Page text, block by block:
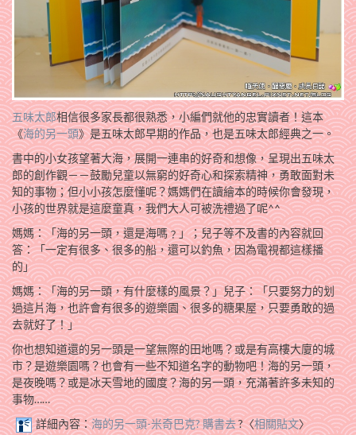
五味太郎相信很多家長都很熟悉，小編們就他的忠實讀者！這本
《海的另一頭》是五味太郎早期的作品，也是五味太郎經典之一。
書中的小女孩望著大海，展開一連串的好奇和想像，呈現出五味太
郎的創作觀－－鼓勵兒童以無窮的好奇心和探索精神，勇敢面對未
知的事物；但小小孩怎麼懂呢？媽媽們在讀繪本的時候你會發現，
小孩的世界就是這麼童真，我們大人可被洗禮過了呢^^
媽媽：「海的另一頭，還是海嗎﹖」；兒子等不及書的內容就回
答：「一定有很多、很多的船，還可以釣魚，因為電視都這樣播
的」
媽媽：「海的另一頭，有什麼樣的風景？」兒子：「只要努力的划
過這片海，也許會有很多的遊樂園、很多的糖果屋，只要勇敢的過
去就好了！」
你也想知道還的另一頭是一望無際的田地嗎？或是有高樓大廈的城
市？是遊樂園嗎？也會有一些不知道名字的動物吧！海的另一頭，
是夜晚嗎？或是冰天雪地的國度？海的另一頭，充滿著許多未知的
事物……
詳細內容：海的另一頭-米奇巴克? 購書去?〈相關貼文〉